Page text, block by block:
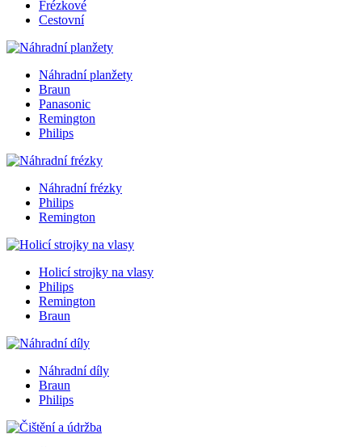
Frézkové
Cestovní
Náhradní planžety
Braun
Panasonic
Remington
Philips
Náhradní frézky
Philips
Remington
Holicí strojky na vlasy
Philips
Remington
Braun
Náhradní díly
Braun
Philips